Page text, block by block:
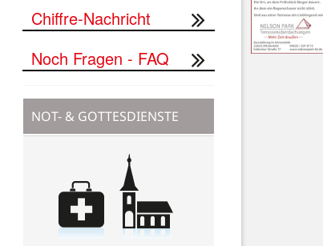
Chiffre-Nachricht
Noch Fragen - FAQ
NOT- & GOTTESDIENSTE